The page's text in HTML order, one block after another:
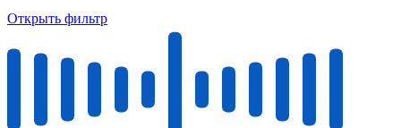
Открыть фильтр